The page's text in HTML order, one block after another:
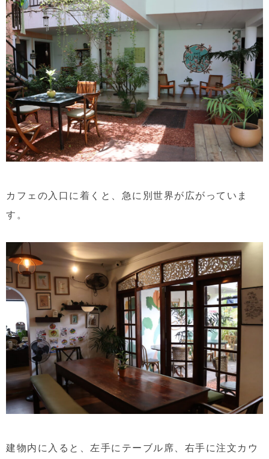
カフェの入口に着くと、急に別世界が広がっていま
す。
建物内に入ると、左手にテーブル席、右手に注文カウ